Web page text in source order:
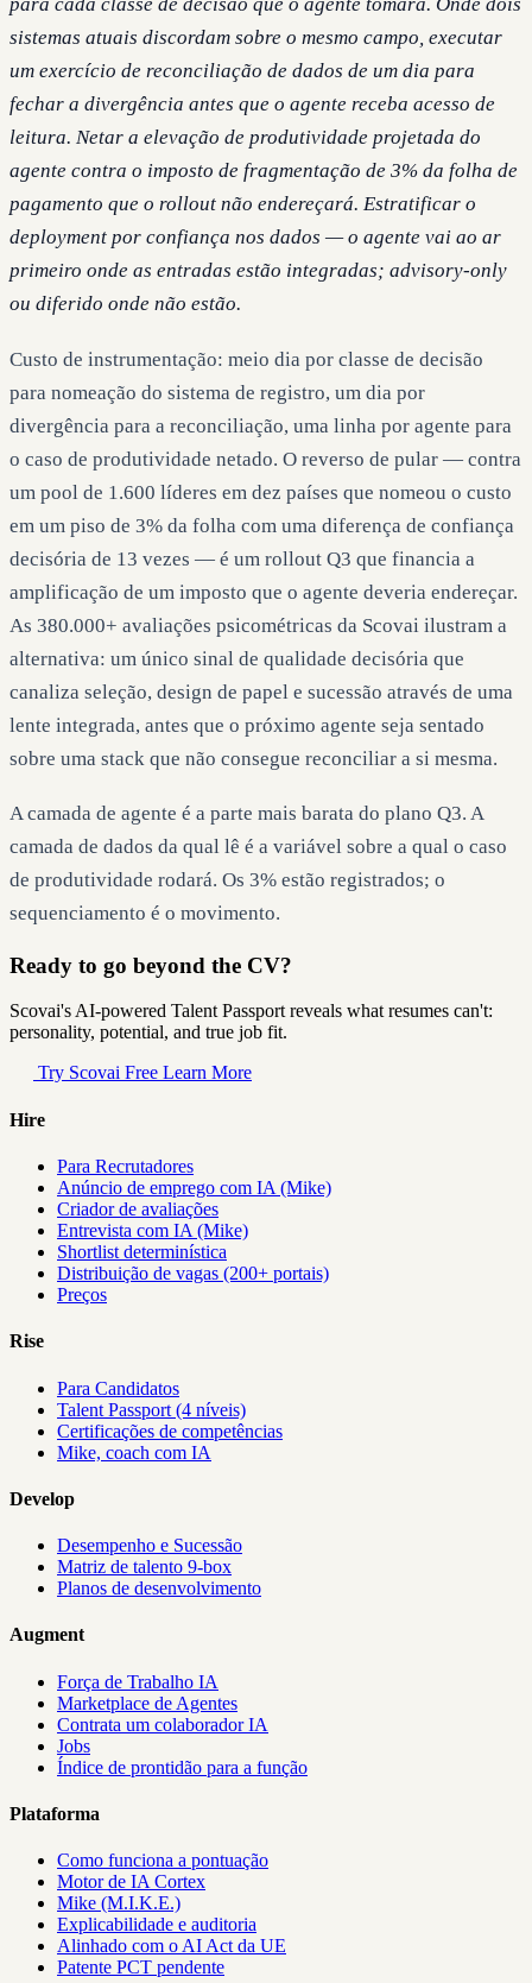
sistemas atuais discordam sobre o mesmo campo, executar
um exercício de reconciliação de dados de um dia para
fechar a divergência antes que o agente receba acesso de
leitura. Netar a elevação de produtividade projetada do
agente contra o imposto de fragmentação de 3% da folha de
pagamento que o rollout não endereçará. Estratificar o
deployment por confiança nos dados — o agente vai ao ar
primeiro onde as entradas estão integradas; advisory-only
ou diferido onde não estão.
Custo de instrumentação: meio dia por classe de decisão
para nomeação do sistema de registro, um dia por
divergência para a reconciliação, uma linha por agente para
o caso de produtividade netado. O reverso de pular — contra
um pool de 1.600 líderes em dez países que nomeou o custo
em um piso de 3% da folha com uma diferença de confiança
decisória de 13 vezes — é um rollout Q3 que financia a
amplificação de um imposto que o agente deveria endereçar.
As 380.000+ avaliações psicométricas da Scovai ilustram a
alternativa: um único sinal de qualidade decisória que
canaliza seleção, design de papel e sucessão através de uma
lente integrada, antes que o próximo agente seja sentado
sobre uma stack que não consegue reconciliar a si mesma.
A camada de agente é a parte mais barata do plano Q3. A
camada de dados da qual lê é a variável sobre a qual o caso
de produtividade rodará. Os 3% estão registrados; o
sequenciamento é o movimento.
Ready to go beyond the CV?
Scovai's AI-powered Talent Passport reveals what resumes can't:
personality, potential, and true job fit.
Try Scovai Free Learn More
Hire
Para Recrutadores
Anúncio de emprego com IA (Mike)
Criador de avaliações
Entrevista com IA (Mike)
Shortlist determinística
Distribuição de vagas (200+ portais)
Preços
Rise
Para Candidatos
Talent Passport (4 níveis)
Certificações de competências
Mike, coach com IA
Develop
Desempenho e Sucessão
Matriz de talento 9-box
Planos de desenvolvimento
Augment
Força de Trabalho IA
Marketplace de Agentes
Contrata um colaborador IA
Jobs
Índice de prontidão para a função
Plataforma
Como funciona a pontuação
Motor de IA Cortex
Mike (M.I.K.E.)
Explicabilidade e auditoria
Alinhado com o AI Act da UE
Patente PCT pendente